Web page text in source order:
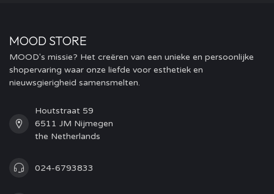
MOOD STORE
MOOD's missie? Het creëren van een unieke en persoonlijke
shopervaring waar onze liefde voor esthetiek en
nieuwsgierigheid samensmelten.
Houtstraat 59
6511 JM Nijmegen
the Netherlands
024-6793833